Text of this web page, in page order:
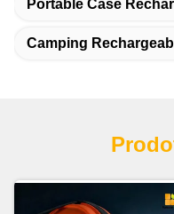
Portable Case
Camping